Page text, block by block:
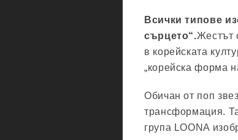
Всички типове
сърцето“.Жестът
в корейската
„корейска форма
Обичан от поп
трансформация.
група LOONA